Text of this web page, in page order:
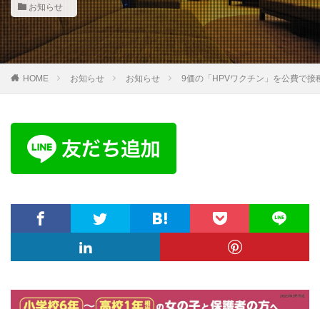
お知らせ
HOME お知らせ お知らせ 9価の「HPVワクチン」を公費で接